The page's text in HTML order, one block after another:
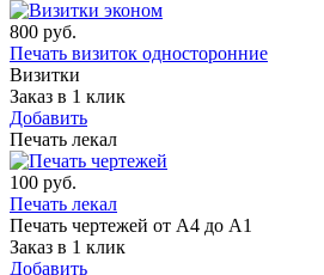
800 руб.
Печать визиток односторонние
Визитки
Заказ в 1 клик
Добавить
Печать лекал
100 руб.
Печать лекал
Печать чертежей от А4 до А1
Заказ в 1 клик
Добавить